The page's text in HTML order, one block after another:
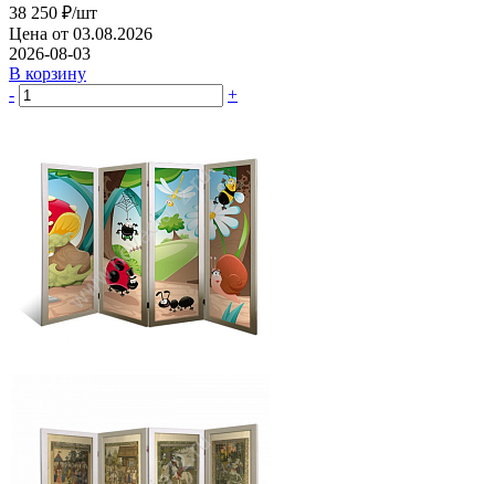
38 250 ₽/шт
Цена от 03.08.2026
2026-08-03
В корзину
-
+